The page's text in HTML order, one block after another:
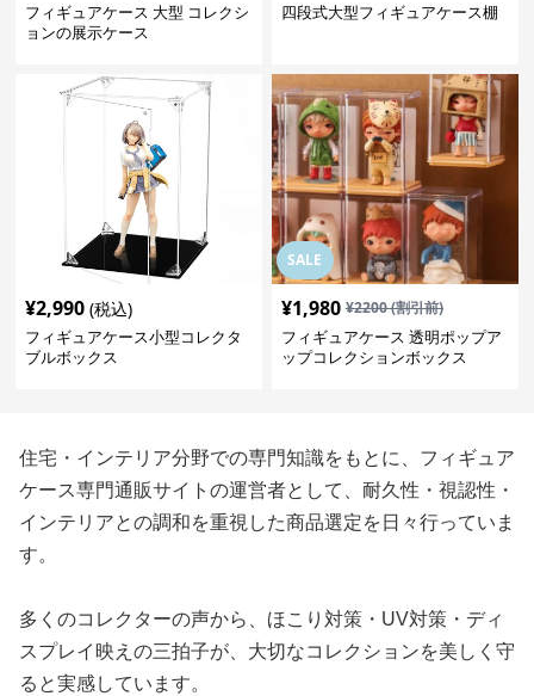
フィギュアケース 大型 コレクシ
ョンの展示ケース
四段式大型フィギュアケース棚
¥2,990 (税込)
フィギュアケース小型コレクタ
ブルボックス
SALE
¥1,980 ¥2200(割引前)
フィギュアケース 透明ポップア
ップコレクションボックス
住宅・インテリア分野での専門知識をもとに、フィギュア
ケース専門通販サイトの運営者として、耐久性・視認性・
インテリアとの調和を重視した商品選定を日々行っていま
す。
多くのコレクターの声から、ほこり対策・UV対策・ディ
スプレイ映えの三拍子が、大切なコレクションを美しく守
ると実感しています。